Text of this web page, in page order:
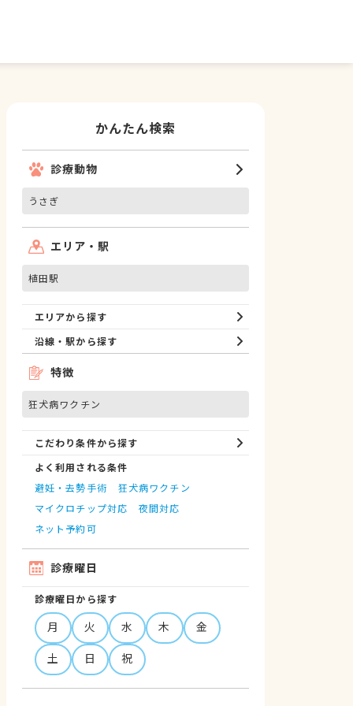
かんたん検索
診療動物
うさぎ
エリア・駅
植田駅
エリアから探す
沿線・駅から探す
特徴
狂犬病ワクチン
こだわり条件から探す
よく利用される条件
避妊・去勢手術
狂犬病ワクチン
マイクロチップ対応
夜間対応
ネット予約可
診療曜日
診療曜日から探す
月 火 水 木
金
土
日 祝